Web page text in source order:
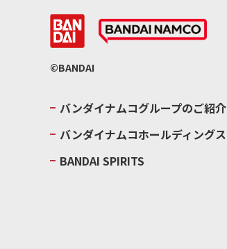
©BANDAI
バンダイナムコグループのご紹介
バンダイナムコホールディングス
BANDAI SPIRITS